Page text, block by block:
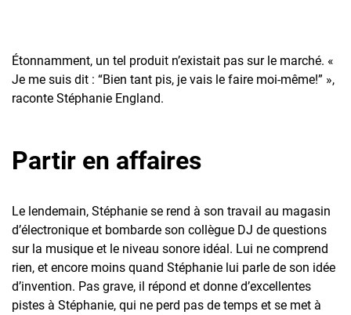
Étonnamment, un tel produit n’existait pas sur le marché. «
Je me suis dit : “Bien tant pis, je vais le faire moi-même!” »,
raconte Stéphanie England.
Partir en affaires
Le lendemain, Stéphanie se rend à son travail au magasin
d’électronique et bombarde son collègue DJ de questions
sur la musique et le niveau sonore idéal. Lui ne comprend
rien, et encore moins quand Stéphanie lui parle de son idée
d’invention. Pas grave, il répond et donne d’excellentes
pistes à Stéphanie, qui ne perd pas de temps et se met à